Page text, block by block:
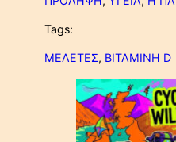
Tags:
ΜΕΛΕΤΕΣ, ΒΙΤΑΜΙΝΗ D